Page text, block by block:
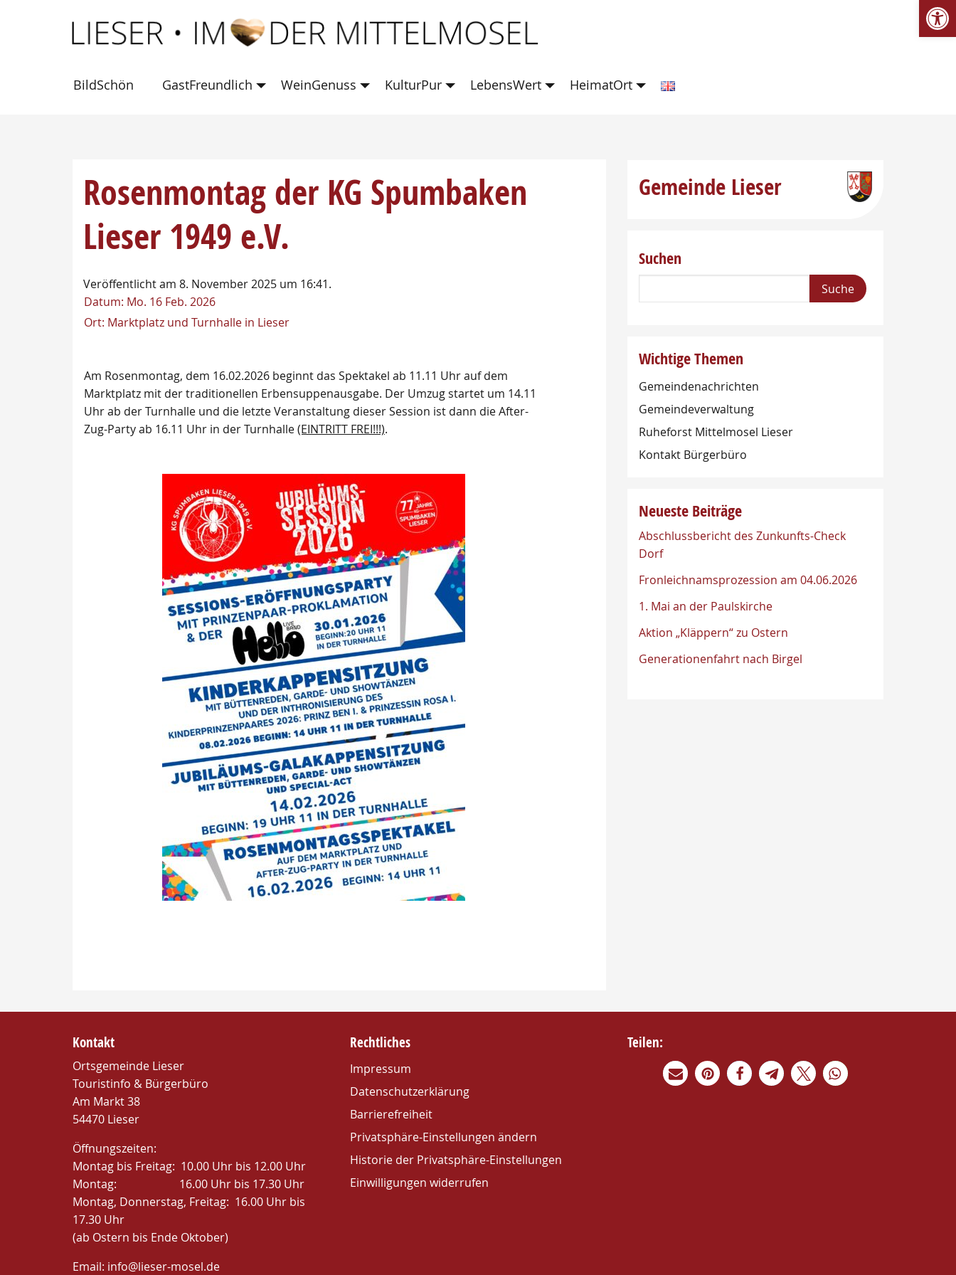
BildSchön GastFreundlich WeinGenuss KulturPur LebensWert HeimatOrt
Rosenmontag der KG Spumbaken
Lieser 1949 e.V.
Veröffentlicht am 8. November 2025 um 16:41.
Datum: Mo. 16 Feb. 2026
Ort: Marktplatz und Turnhalle in Lieser
Am Rosenmontag, dem 16.02.2026 beginnt das Spektakel ab 11.11 Uhr auf dem
Marktplatz mit der traditionellen Erbensuppenausgabe. Der Umzug startet um 14.11
Uhr ab der Turnhalle und die letzte Veranstaltung dieser Session ist dann die After-
Zug-Party ab 16.11 Uhr in der Turnhalle(EINTRITT FREI!!!).
Gemeinde Lieser
Suchen
Wichtige Themen
Gemeindenachrichten
Gemeindeverwaltung
Ruheforst Mittelmosel Lieser
Kontakt Bürgerbüro
Neueste Beiträge
Abschlussbericht des Zunkunfts-Check
Dorf
Fronleichnamsprozession am 04.06.2026
1. Mai an der Paulskirche
Aktion „Kläppern“ zu Ostern
Generationenfahrt nach Birgel
Kontakt
Ortsgemeinde Lieser
Touristinfo & Bürgerbüro
Am Markt 38
54470 Lieser
Öffnungszeiten:
Montag bis Freitag: 10.00 Uhr bis 12.00 Uhr
Montag: 16.00 Uhr bis 17.30 Uhr
Montag, Donnerstag, Freitag: 16.00 Uhr bis
17.30 Uhr
(ab Ostern bis Ende Oktober)
Email: info@lieser-mosel.de
Rechtliches
Impressum
Datenschutzerklärung
Barrierefreiheit
Privatsphäre-Einstellungen ändern
Historie der Privatsphäre-Einstellungen
Einwilligungen widerrufen
Teilen: